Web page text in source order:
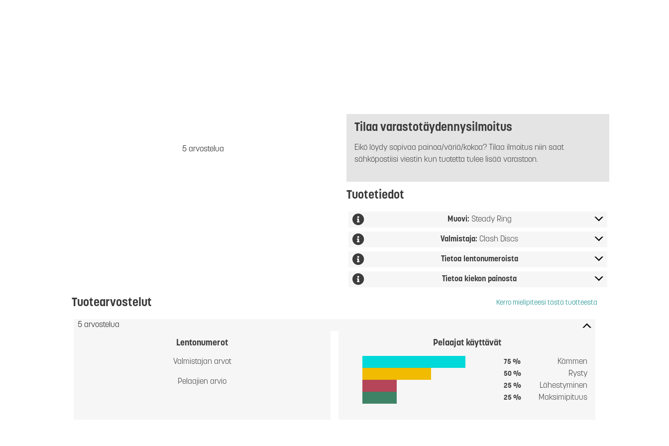
5 arvostelua
Tilaa varastotäydennysilmoitus
Eikö löydy sopivaa painoa/väriä/kokoa? Tilaa ilmoitus niin saat
sähköpostiisi viestin kun tuotetta tulee lisää varastoon.
Tuotetiedot
Muovi: Steady Ring
Valmistaja: Clash Discs
Tietoa lentonumeroista
Tietoa kiekon painosta
Tuotearvostelut Kerro mielipiteesi tästä tuotteesta
5 arvostelua
Lentonumerot
Valmistajan arvot
Pelaajien arvio
Pelaajat käyttävät
75 % Kämmen
50 % Rysty
25 % Lähestyminen
25 % Maksimipituus